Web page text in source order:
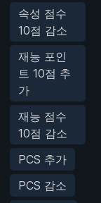
속성 점수
10점 감소
재능 포인
트 10점 추
가
재능 점수
10점 감소
PCS 추가
PCS 감소